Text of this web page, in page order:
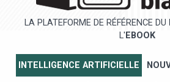
LA PLATEFORME DE RÉFÉRENCE DU
L' EBOOK
INTELLIGENCE ARTIFICIELLE